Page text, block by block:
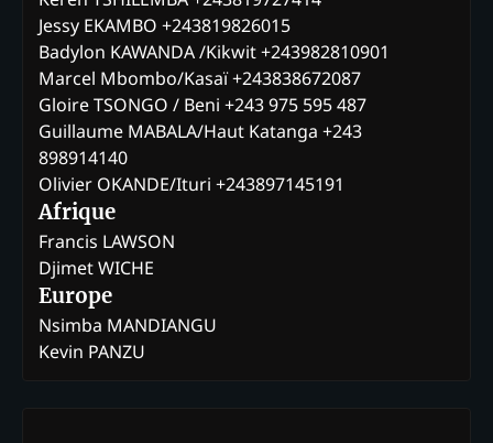
Jessy EKAMBO +243819826015
Badylon KAWANDA /Kikwit +243982810901
Marcel Mbombo/Kasaï +243838672087
Gloire TSONGO / Beni +243 975 595 487
Guillaume MABALA/Haut Katanga +243
898914140
Olivier OKANDE/Ituri +243897145191
Afrique
Francis LAWSON
Djimet WICHE
Europe
Nsimba MANDIANGU
Kevin PANZU